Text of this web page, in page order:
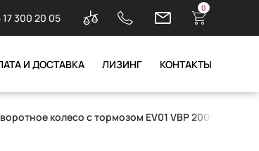
17 300 20 05
0
И ДОСТАВКА ЛИЗИНГ КОНТАКТЫ
колесо с тормозом EV01 VBP 200F-50